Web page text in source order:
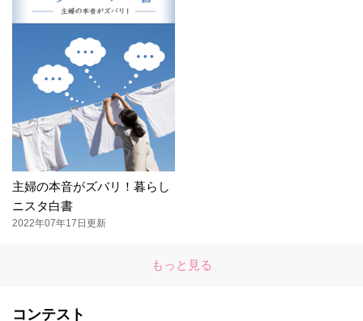
主婦の本音がズバリ！暮らし
ニスタ白書
2022年07年17日更新
もっと見る
コンテスト